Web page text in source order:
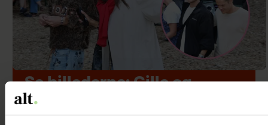
Se billederne: Cille og
Christopher på Smukfest
med særligt vennepar